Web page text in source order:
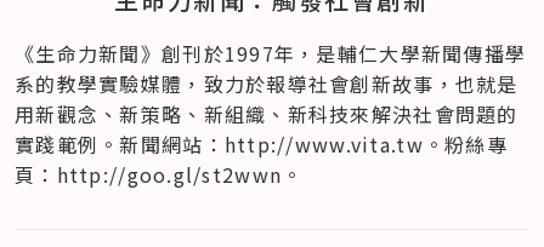
《生命力新聞》創刊於1997年，是輔仁大學新聞傳播學
系的教學實驗媒體，致力於報導社會創新故事，也就是
用新觀念、新策略、新組織、新科技來解決社會問題的
實踐範例。新聞網站：http://www.vita.tw。粉絲專
頁：http://goo.gl/st2wwn。